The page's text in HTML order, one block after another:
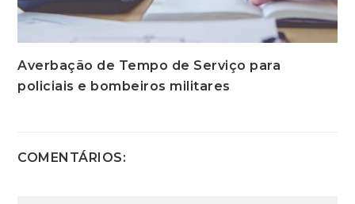
Averbação de Tempo de Serviço para
policiais e bombeiros militares
COMENTÁRIOS: